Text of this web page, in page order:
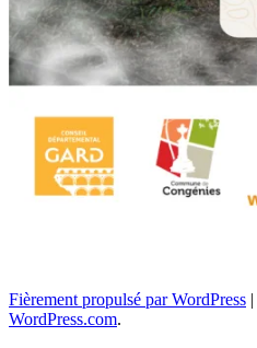
Navigation
des
←
→
Fièrement propulsé par WordPress |
WordPress.com.